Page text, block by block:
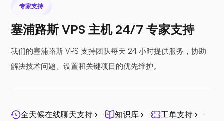
Seafile
专家支持
塞浦路斯 VPS 主机 24/7 专家支持
我们的塞浦路斯 VPS 支持团队每天 24 小时提供服务，协助
解决技术问题、设置和关键项目的优先维护。
全天候在线聊天支持 知识库
工单支持